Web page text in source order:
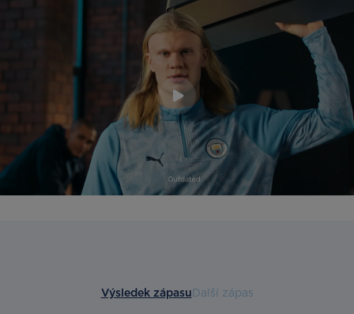
Výsledek zápasuDalší zápas